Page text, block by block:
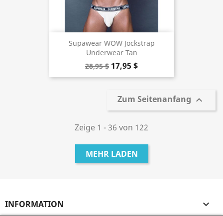
Supawear WOW Jockstrap
Underwear Tan
28,95 $ 17,95 $
Zum Seitenanfang 
Zeige 1 - 36 von 122
MEHR LADEN
INFORMATION 